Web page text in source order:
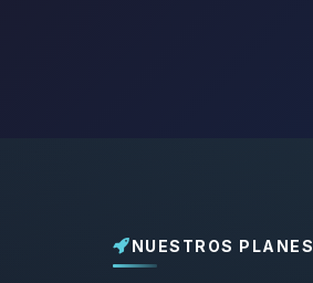
NUESTROS PLANES